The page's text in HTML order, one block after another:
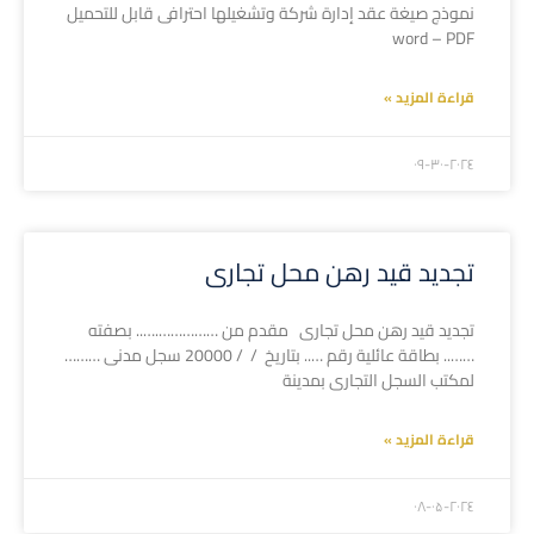
نموذج صيغة عقد إدارة شركة وتشغيلها احترافى قابل للتحميل
word – PDF
قراءة المزيد »
۲۰۲٤-۰۹-۳۰
تجديد قيد رهن محل تجارى
تجديد قيد رهن محل تجارى مقدم من …………….….. بصفته
…….. بطاقة عائلية رقم ….. بتاريخ / / 20000 سجل مدنى ………
لمكتب السجل التجارى بمدينة
قراءة المزيد »
۲۰۲٤-۰۸-۰۵